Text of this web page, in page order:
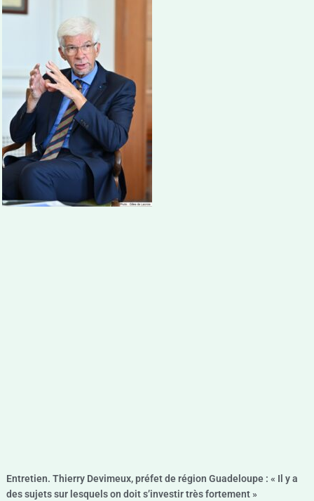
Entretien. Thierry Devimeux, préfet de région Guadeloupe : « Il y a
des sujets sur lesquels on doit s’investir très fortement »